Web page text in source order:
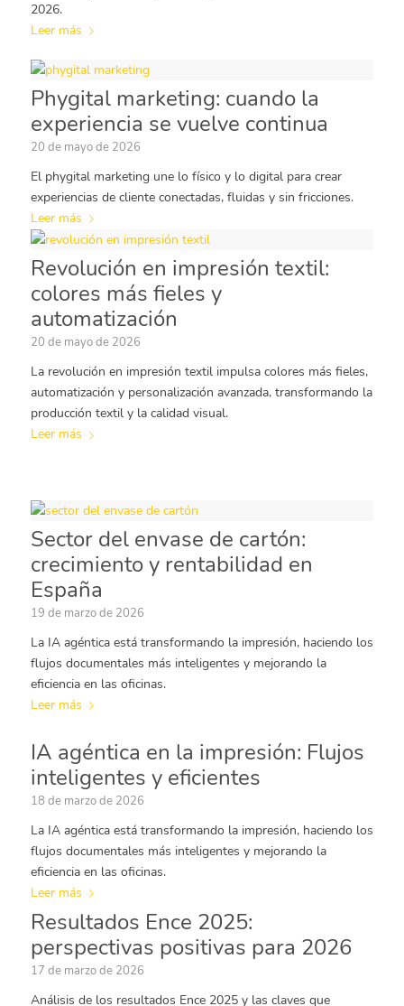
2026.
Leer más
Phygital marketing: cuando la
experiencia se vuelve continua
20 de mayo de 2026
El phygital marketing une lo físico y lo digital para crear
experiencias de cliente conectadas, fluidas y sin fricciones.
Leer más
Revolución en impresión textil:
colores más fieles y
automatización
20 de mayo de 2026
La revolución en impresión textil impulsa colores más fieles,
automatización y personalización avanzada, transformando la
producción textil y la calidad visual.
Leer más
Sector del envase de cartón:
crecimiento y rentabilidad en
España
19 de marzo de 2026
La IA agéntica está transformando la impresión, haciendo los
flujos documentales más inteligentes y mejorando la
eficiencia en las oficinas.
Leer más
IA agéntica en la impresión: Flujos
inteligentes y eficientes
18 de marzo de 2026
La IA agéntica está transformando la impresión, haciendo los
flujos documentales más inteligentes y mejorando la
eficiencia en las oficinas.
Leer más
Resultados Ence 2025:
perspectivas positivas para 2026
17 de marzo de 2026
Análisis de los resultados Ence 2025 y las claves que